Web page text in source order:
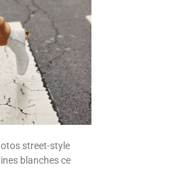
street-style
blanches ce